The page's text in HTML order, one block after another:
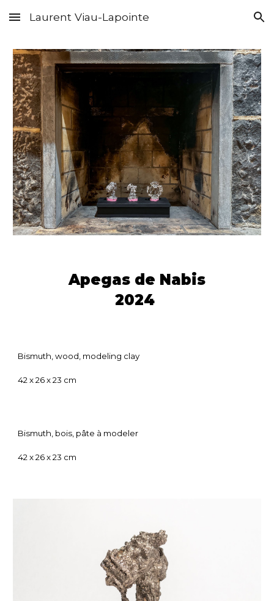
Skip to main content Skip to navigation
Laurent Viau-Lapointe
Apegas de Nabis
2024
Bismuth, wood, modeling clay
42 x 26 x 23 cm
Bismuth, bois, pâte à modeler
42 x 26 x 23 cm